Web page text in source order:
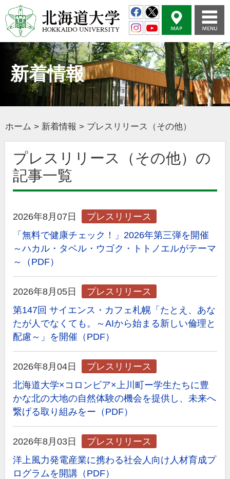
新着情報
ホーム > 新着情報 > プレスリリース（その他）
プレスリリース（その他）の
記事一覧
2026年8月07日
プレスリリース
「無料で健康チェック！」2026年第三弾を開催
～ハカル・タベル・ウゴク・トトノエルがテーマ
～（PDF）
2026年8月05日
プレスリリース
第147回 サイエンス・カフェ札幌「たとえ、あな
たが人でなくても。～AIから始まる新しい倫理と
配慮～」を開催（PDF）
2026年8月04日
プレスリリース
北海道大学×コロンビア×上川町ー学生たちに豊
かな北の大地の自然体験の機会を提供し、未来へ
繋げる取り組みをー（PDF）
2026年8月03日
プレスリリース
洋上風力発電産業に携わる社会人向け人材育成プ
ログラムを開講（PDF）